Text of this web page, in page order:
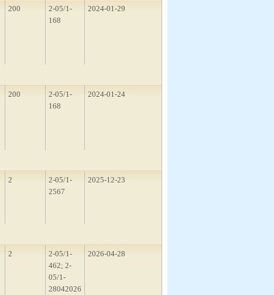
200
2-05/1-
168
2024-01-29
200
2-05/1-
168
2024-01-24
2
2-05/1-
2567
2025-12-23
2
2-05/1-
462; 2-
05/1-
28042026
2026-04-28